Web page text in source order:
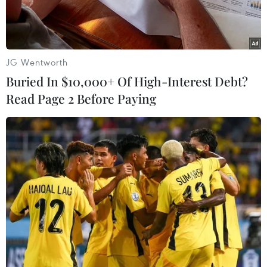
Xuân năm 2022.
"Đại gia" công nghệ Mỹ đã và đang tăng cường các dịch vụ tài
chính công nghệ (fintech). (Ảnh: AFP/TTXVN)
Apple Inc sắp giới thiệu một tính năng mới cho
phép các doanh nghiệp chấp nhận thẻ tín dụng
JG Wentworth
Buried In $10,000+ Of High-Interest Debt?
Read Page 2 Before Paying